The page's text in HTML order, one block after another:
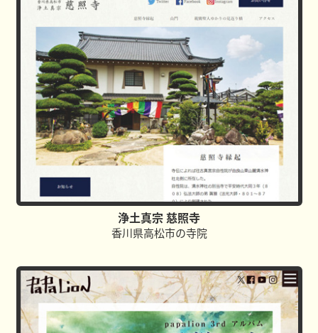
浄⼟真宗 慈照寺
⾹川県⾼松市の寺院